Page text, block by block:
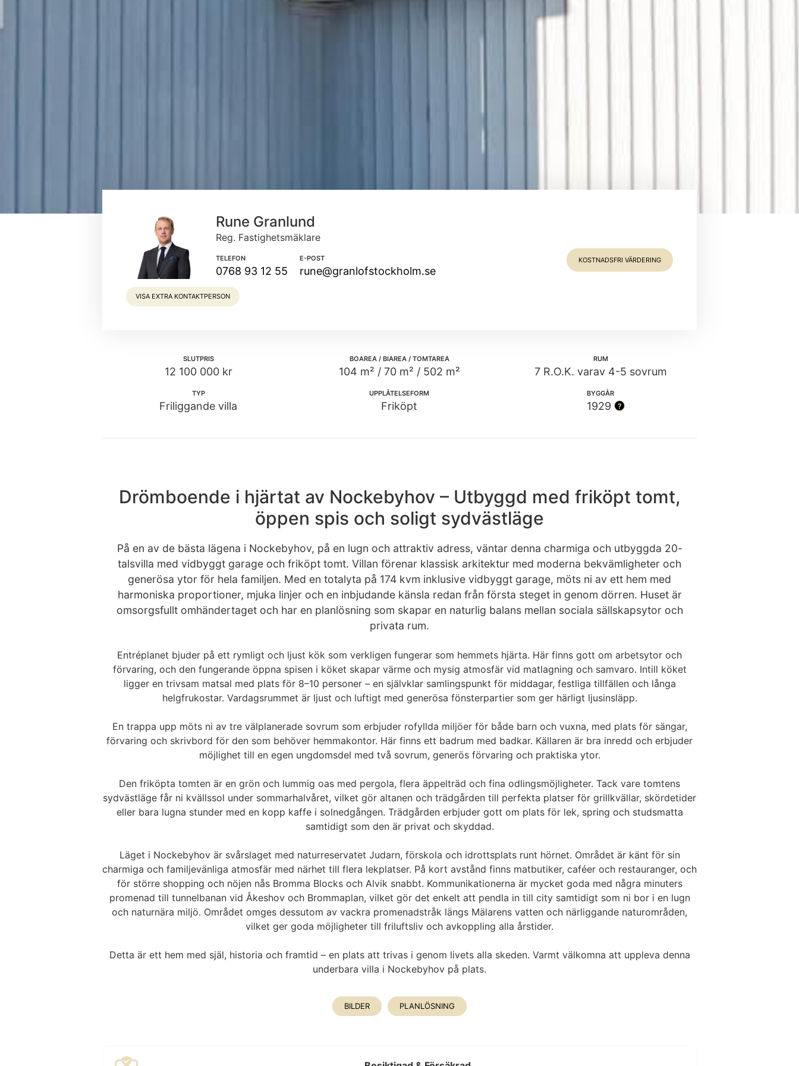
Rune Granlund
Reg. Fastighetsmäklare
TELEFON
0768 93 12 55
E-POST
rune@granlofstockholm.se
KOSTNADSFRI VÄRDERING
VISA EXTRA KONTAKTPERSON
SLUTPRIS
12 100 000 kr
BOAREA / BIAREA / TOMTAREA
104 m² / 70 m² / 502 m²
RUM
7 R.O.K. varav 4-5 sovrum
TYP
Friliggande villa
UPPLÅTELSEFORM
Friköpt
BYGGÅR
1929
Drömboende i hjärtat av Nockebyhov – Utbyggd med friköpt tomt,
öppen spis och soligt sydvästläge
På en av de bästa lägena i Nockebyhov, på en lugn och attraktiv adress, väntar denna charmiga och utbyggda 20-
talsvilla med vidbyggt garage och friköpt tomt. Villan förenar klassisk arkitektur med moderna bekvämligheter och
generösa ytor för hela familjen. Med en totalyta på 174 kvm inklusive vidbyggt garage, möts ni av ett hem med
harmoniska proportioner, mjuka linjer och en inbjudande känsla redan från första steget in genom dörren. Huset är
omsorgsfullt omhändertaget och har en planlösning som skapar en naturlig balans mellan sociala sällskapsytor och
privata rum.
Entréplanet bjuder på ett rymligt och ljust kök som verkligen fungerar som hemmets hjärta. Här finns gott om arbetsytor och
förvaring, och den fungerande öppna spisen i köket skapar värme och mysig atmosfär vid matlagning och samvaro. Intill köket
ligger en trivsam matsal med plats för 8–10 personer – en självklar samlingspunkt för middagar, festliga tillfällen och långa
helgfrukostar. Vardagsrummet är ljust och luftigt med generösa fönsterpartier som ger härligt ljusinsläpp.
En trappa upp möts ni av tre välplanerade sovrum som erbjuder rofyllda miljöer för både barn och vuxna, med plats för sängar,
förvaring och skrivbord för den som behöver hemmakontor. Här finns ett badrum med badkar. Källaren är bra inredd och erbjuder
möjlighet till en egen ungdomsdel med två sovrum, generös förvaring och praktiska ytor.
Den friköpta tomten är en grön och lummig oas med pergola, flera äppelträd och fina odlingsmöjligheter. Tack vare tomtens
sydvästläge får ni kvällssol under sommarhalvåret, vilket gör altanen och trädgården till perfekta platser för grillkvällar, skördetider
eller bara lugna stunder med en kopp kaffe i solnedgången. Trädgården erbjuder gott om plats för lek, spring och studsmatta
samtidigt som den är privat och skyddad.
Läget i Nockebyhov är svårslaget med naturreservatet Judarn, förskola och idrottsplats runt hörnet. Området är känt för sin
charmiga och familjevänliga atmosfär med närhet till flera lekplatser. På kort avstånd finns matbutiker, caféer och restauranger, och
för större shopping och nöjen nås Bromma Blocks och Alvik snabbt. Kommunikationerna är mycket goda med några minuters
promenad till tunnelbanan vid Åkeshov och Brommaplan, vilket gör det enkelt att pendla in till city samtidigt som ni bor i en lugn
och naturnära miljö. Området omges dessutom av vackra promenadstråk längs Mälarens vatten och närliggande naturområden,
vilket ger goda möjligheter till friluftsliv och avkoppling alla årstider.
Detta är ett hem med själ, historia och framtid – en plats att trivas i genom livets alla skeden. Varmt välkomna att uppleva denna
underbara villa i Nockebyhov på plats.
BILDER PLANLÖSNING